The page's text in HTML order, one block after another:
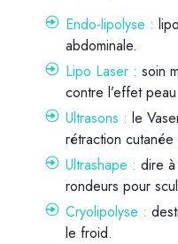
Endo-lipolyse :
abdominale.
Lipo Laser : soin
contre l’effet
Ultrasons : le
rétraction
Ultrashape : dire
rondeurs pour
Cryolipolyse :
le froid.